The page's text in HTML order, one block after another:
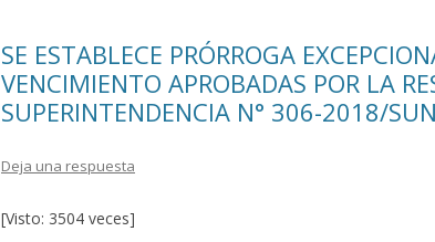
SE ESTABLECE PRÓRROGA
VENCIMIENTO APROBADAS POR LA
SUPERINTENDENCIA N° 306-2018/
Deja una respuesta
[Visto: 3504 veces]